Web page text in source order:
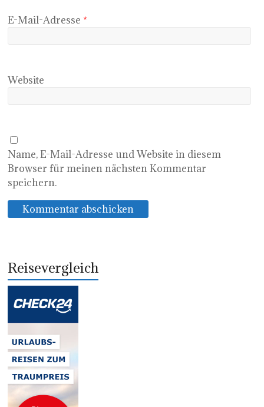
E-Mail-Adresse *
Website
Name, E-Mail-Adresse und Website in diesem
Browser für meinen nächsten Kommentar
speichern.
Reisevergleich